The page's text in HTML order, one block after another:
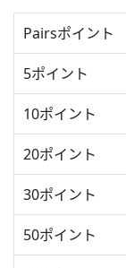
Pairsポイント
5ポイント
10ポイント
20ポイント
30ポイント
50ポイント